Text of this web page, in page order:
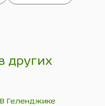
других
В Геленджике